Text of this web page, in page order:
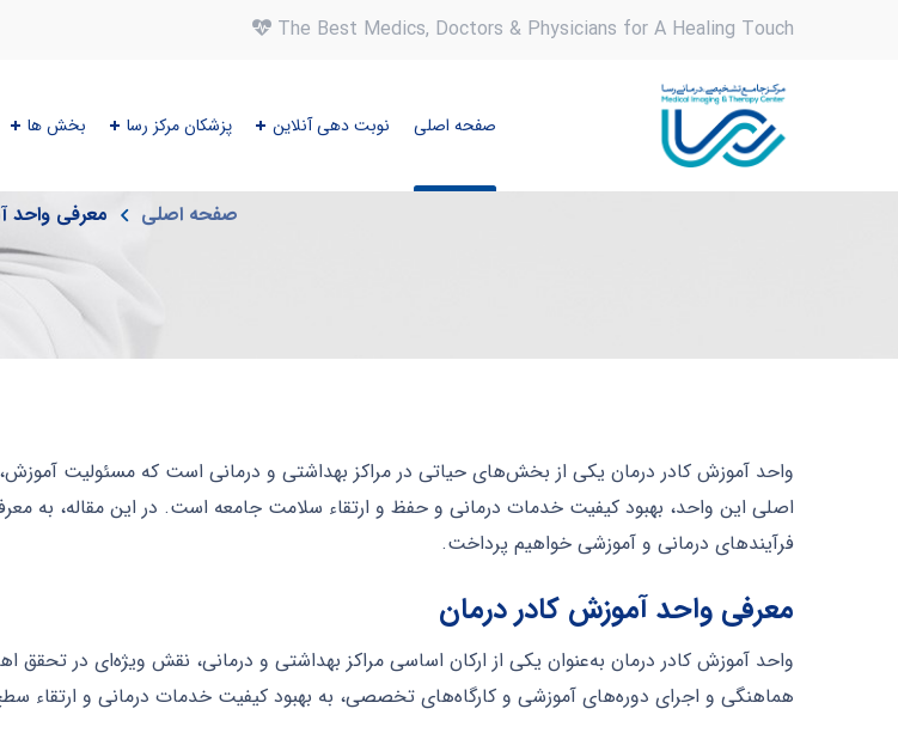
The Best Medics, Doctors & Physicians for A Healing Touch
صفحه اصلی نوبت دهی آنلاین پزشکان مرکز رسا بخش ها
معرفی واحد
صفحه اصلی معرفی واحد
واحد آموزش کادر درمان یکی از بخش‌های حیاتی در مراکز بهداشتی و درمانی است که مسئولیت آموزش،
اصلی این واحد، بهبود کیفیت خدمات درمانی و حفظ و ارتقاء سلامت جامعه است. در این مقاله، به
فرآیندهای درمانی و آموزشی خواهیم پرداخت.
معرفی واحد آموزش کادر درمان
واحد آموزش کادر درمان به‌عنوان یکی از ارکان اساسی مراکز بهداشتی و درمانی، نقش ویژه‌ای در تحقق
هماهنگی و اجرای دوره‌های آموزشی و کارگاه‌های تخصصی، به بهبود کیفیت خدمات درمانی و ارتقاء